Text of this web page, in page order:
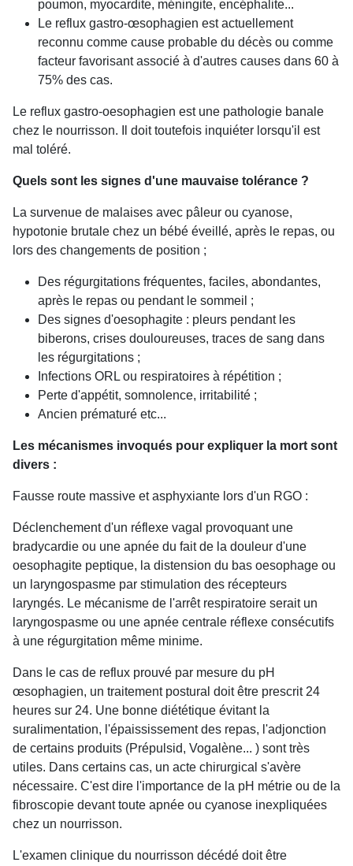
poumon, myocardite, méningite, encéphalite...
Le reflux gastro-œsophagien est actuellement
reconnu comme cause probable du décès ou comme
facteur favorisant associé à d'autres causes dans 60 à
75% des cas.
Le reflux gastro-oesophagien est une pathologie banale
chez le nourrisson. Il doit toutefois inquiéter lorsqu'il est
mal toléré.
Quels sont les signes d'une mauvaise tolérance ?
La survenue de malaises avec pâleur ou cyanose,
hypotonie brutale chez un bébé éveillé, après le repas, ou
lors des changements de position ;
Des régurgitations fréquentes, faciles, abondantes,
après le repas ou pendant le sommeil ;
Des signes d'oesophagite : pleurs pendant les
biberons, crises douloureuses, traces de sang dans
les régurgitations ;
Infections ORL ou respiratoires à répétition ;
Perte d'appétit, somnolence, irritabilité ;
Ancien prématuré etc...
Les mécanismes invoqués pour expliquer la mort sont
divers :
Fausse route massive et asphyxiante lors d'un RGO :
Déclenchement d'un réflexe vagal provoquant une
bradycardie ou une apnée du fait de la douleur d'une
oesophagite peptique, la distension du bas oesophage ou
un laryngospasme par stimulation des récepteurs
laryngés. Le mécanisme de l'arrêt respiratoire serait un
laryngospasme ou une apnée centrale réflexe consécutifs
à une régurgitation même minime.
Dans le cas de reflux prouvé par mesure du pH
œsophagien, un traitement postural doit être prescrit 24
heures sur 24. Une bonne diététique évitant la
suralimentation, l'épaississement des repas, l'adjonction
de certains produits (Prépulsid, Vogalène... ) sont très
utiles. Dans certains cas, un acte chirurgical s'avère
nécessaire. C'est dire l'importance de la pH métrie ou de la
fibroscopie devant toute apnée ou cyanose inexpliquées
chez un nourrisson.
L'examen clinique du nourrisson décédé doit être